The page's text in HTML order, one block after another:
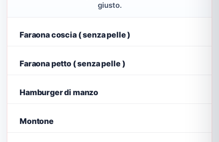
giusto.
Faraona coscia ( senza pelle )
Faraona petto ( senza pelle )
Hamburger di manzo
Montone